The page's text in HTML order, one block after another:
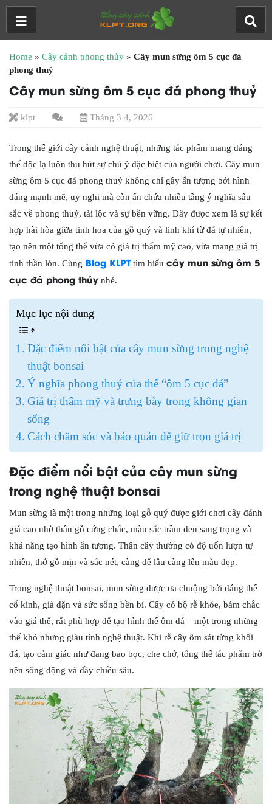
Home » Cây cảnh phong thủy » Cây mun sừng ôm 5 cục đá
phong thuỷ
Cây mun sừng ôm 5 cục đá phong thuỷ
klpt Tháng 3 4, 2026
Trong thế giới cây cảnh nghệ thuật, những tác phẩm mang dáng
thế độc lạ luôn thu hút sự chú ý đặc biệt của người chơi. Cây mun
sừng ôm 5 cục đá phong thuỷ không chỉ gây ấn tượng bởi hình
dáng mạnh mẽ, uy nghi mà còn ẩn chứa nhiều tầng ý nghĩa sâu
sắc về phong thuỷ, tài lộc và sự bền vững. Đây được xem là sự kết
hợp hài hòa giữa tinh hoa của gỗ quý và linh khí từ đá tự nhiên,
tạo nên một tổng thể vừa có giá trị thẩm mỹ cao, vừa mang giá trị
tinh thần lớn. Cùng Blog KLPT tìm hiểu cây mun sừng ôm 5
cục đá phong thủy nhé.
Mục lục nội dung
Đặc điểm nổi bật của cây mun sừng trong nghệ
thuật bonsai
Ý nghĩa phong thuỷ của thế “ôm 5 cục đá”
Giá trị thẩm mỹ và trưng bày trong không gian
sống
Cách chăm sóc và bảo quản để giữ trọn giá trị
Đặc điểm nổi bật của cây mun sừng
trong nghệ thuật bonsai
Mun sừng là một trong những loại gỗ quý được giới chơi cây đánh
giá cao nhờ thân gỗ cứng chắc, màu sắc trầm đen sang trọng và
khả năng tạo hình ấn tượng. Thân cây thường có độ uốn lượn tự
nhiên, thớ gỗ mịn và sắc nét, càng để lâu càng lên màu đẹp.
Trong nghệ thuật bonsai, mun sừng được ưa chuộng bởi dáng thế
cổ kính, già dặn và sức sống bền bỉ. Cây có bộ rễ khỏe, bám chắc
vào giá thể, rất phù hợp để tạo hình thế ôm đá – một trong những
thế khó nhưng giàu tính nghệ thuật. Khi rễ cây ôm sát từng khối
đá, tạo cảm giác như đang bao bọc, che chở, tổng thể tác phẩm trở
nên sống động và đầy chiều sâu.